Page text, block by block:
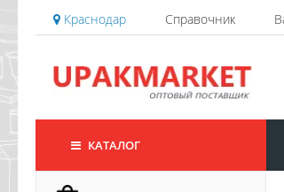
Краснодар Справочник
КАТАЛОГ